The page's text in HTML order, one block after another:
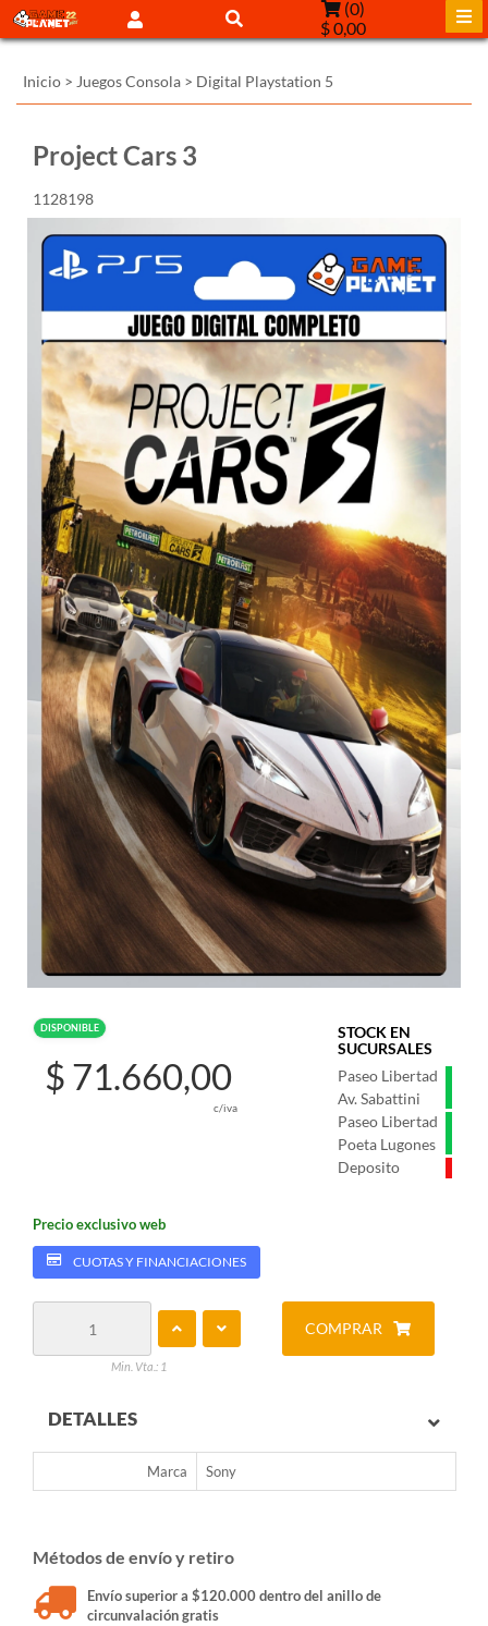
(0)
$ 0,00
Inicio > Juegos Consola > Digital Playstation 5
Project Cars 3
1128198
DISPONIBLE
STOCK EN
SUCURSALES
Paseo Libertad
Av. Sabattini
Paseo Libertad
Poeta Lugones
Deposito
$ 71.660,00
c/iva
Precio exclusivo web
CUOTAS Y FINANCIACIONES
Min. Vta.: 1
COMPRAR
DETALLES
Marca Sony
Métodos de envío y retiro
Envío superior a $120.000 dentro del anillo de
circunvalación gratis